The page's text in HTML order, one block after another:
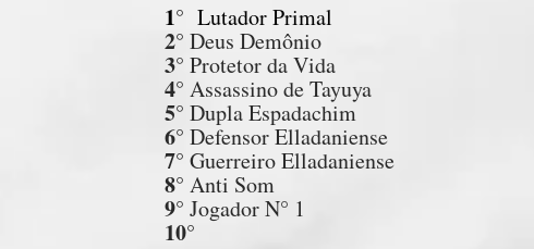
1° Lutador Primal
2° Deus Demônio
3° Protetor da Vida
4° Assassino de Tayuya
5° Dupla Espadachim
6° Defensor Elladaniense
7° Guerreiro Elladaniense
8° Anti Som
9° Jogador N° 1
10°